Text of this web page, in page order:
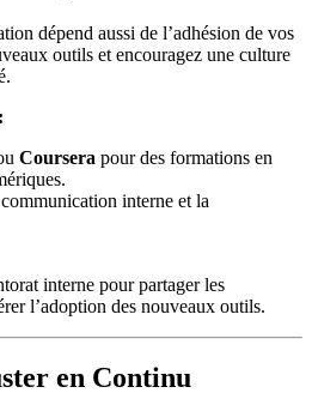
dépend aussi de l’adhésion de vos
outils et encouragez une culture
Coursera pour des formations en
interne et la
interne pour partager les
l’adoption des nouveaux outils.
en Continu